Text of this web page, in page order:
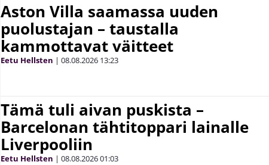
Aston Villa saamassa uuden
puolustajan – taustalla
kammottavat väitteet
Eetu Hellsten | 08.08.2026 13:23
Tämä tuli aivan puskista –
Barcelonan tähtitoppari lainalle
Liverpooliin
Eetu Hellsten | 08.08.202601:03